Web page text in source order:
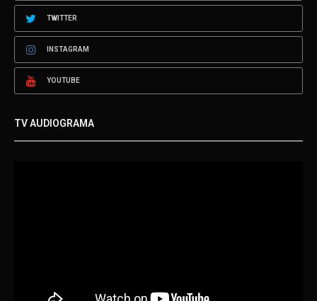
TWITTER
INSTAGRAM
YOUTUBE
TV AUDIOGRAMA